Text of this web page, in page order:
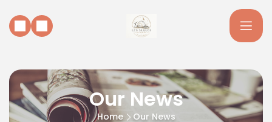
Our News
Home Our News